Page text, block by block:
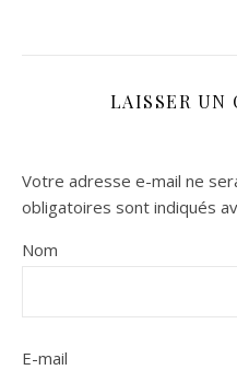
LAISSER UN
Votre adresse e-mail ne
obligatoires sont indiqués
Nom
E-mail